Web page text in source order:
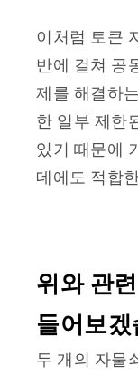
이처럼 토큰
반에 걸쳐 공
제를 해결하
한 일부 제한
있기 때문에
데에도 적합
위와 관
들어보
두 개의 자물